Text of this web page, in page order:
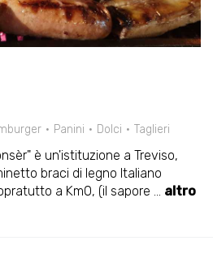
Panini Dolci Taglieri
è un'istituzione a Treviso,
braci di legno Italiano
a Km0, (il sapore ... altro